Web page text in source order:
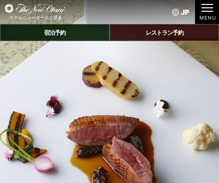
ホテルニューオータニ博多
JP
宿泊予約 レストラン予約